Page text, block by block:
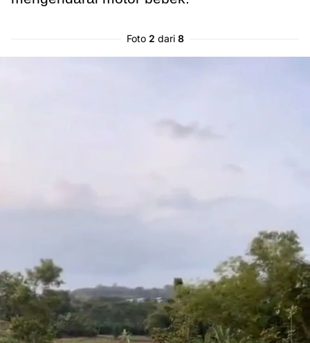
Foto 2 dari 8